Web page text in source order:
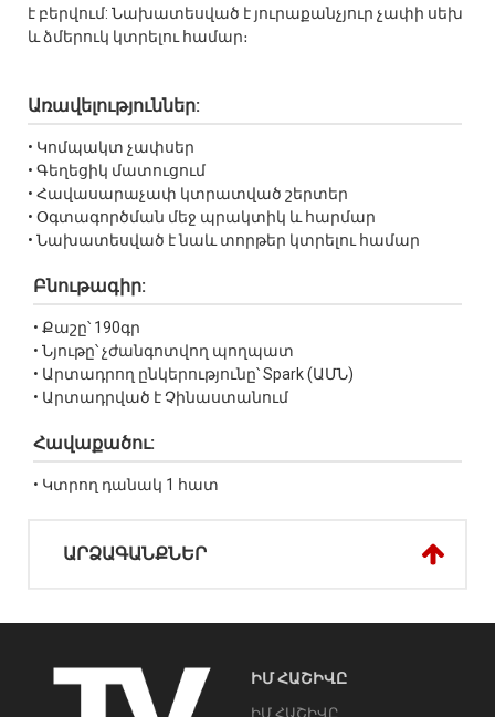
է բերվում: Նախատեսված է յուրաքանչյուր չափի սեխ
և ձմերուկ կտրելու համար։
Առավելություններ:
• Կոմպակտ չափսեր
• Գեղեցիկ մատուցում
• Հավասարաչափ կտրատված շերտեր
• Օգտագործման մեջ պրակտիկ և հարմար
• Նախատեսված է նաև տորթեր կտրելու համար
Բնութագիր:
• Քաշը՝ 190գր
• Նյութը՝ չժանգոտվող պողպատ
• Արտադրող ընկերությունը՝ Spark (ԱՄՆ)
• Արտադրված է Չինաստանում
Հավաքածու:
• Կտրող դանակ 1 հատ
ԱՐՁԱԳԱՆՔՆԵՐ
ԻՄ ՀԱՇԻՎԸ
ԻՄ ՀԱՇԻՎԸ